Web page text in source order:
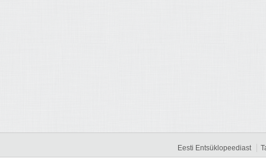
Eesti Entsüklopeediast